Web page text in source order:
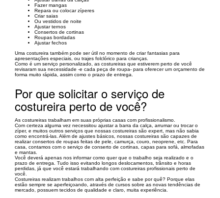
Fazer mangas
Repara ou colocar zíperes
Criar saias
Ou vestidos de noite
Ajustar ternos
Consertos de cortinas
Roupas bordadas
Ajustar fechos
Uma costureira também pode ser útil no momento de criar fantasias para
apresentações especiais, ou trajes folclórico para crianças.
Como é um serviço personalizado, as costureiras que estiverem perto de você
revisaram sua necessidade -e cada peça de roupa- para oferecer um orçamento de
forma muito rápida, assim como o prazo de entrega.
Por que solicitar o serviço de
costureira perto de você?
As costureiras trabalham em suas próprias casas com profissionalismo.
Com certeza alguma vez necessitou ajustar a barra da calça, arrumar ou trocar o
zíper, e muitos outros serviços que nossas costureiras são expert, mas não sabia
como encontrá-las. Além de ajustes básicos, nossas costureiras são capazes de
realizar consertos de roupas feitas de pele, camurça, couro, neoprene, etc. Para
casa, contamos com o serviço de conserto de cortinas, capas para sofá, almofadas
e mantas.
Você deverá apenas nos informar como quer que o trabalho seja realizado e o
prazo de entrega. Tudo isso evitando longos deslocamentos, trânsito e horas
perdidas, já que você estará trabalhando com costureiras profissionais perto de
você.
Costureiras realizam trabalhos com alta perfeição e sabe por quê? Porque elas
estão sempre se aperfeiçoando, através de cursos sobre as novas tendências de
mercado, possuem tecidos de qualidade e claro, muita experiência.